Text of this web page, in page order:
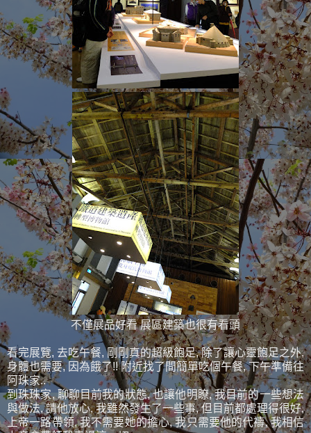
不僅展品好看 展區建築也很有看頭
看完展覽, 去吃午餐, 剛剛真的超級飽足, 除了讓心靈飽足之外,
身體也需要, 因為餓了!! 附近找了間簡單吃個午餐, 下午準備往
阿珠家..
到珠珠家, 聊聊目前我的狀態, 也讓他明瞭, 我目前的一些想法
與做法, 請他放心, 我雖然發生了一些事, 但目前都處理得很好,
上帝一路帶領, 我不需要她的擔心, 我只需要他的代禱, 我相信